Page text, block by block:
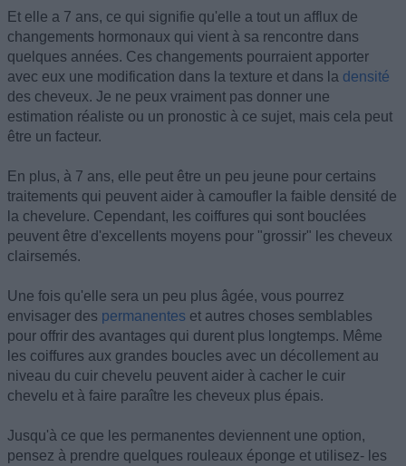
Et elle a 7 ans, ce qui signifie qu'elle a tout un afflux de
changements hormonaux qui vient à sa rencontre dans
quelques années. Ces changements pourraient apporter
avec eux une modification dans la texture et dans la densité
des cheveux. Je ne peux vraiment pas donner une
estimation réaliste ou un pronostic à ce sujet, mais cela peut
être un facteur.
En plus, à 7 ans, elle peut être un peu jeune pour certains
traitements qui peuvent aider à camoufler la faible densité de
la chevelure. Cependant, les coiffures qui sont bouclées
peuvent être d'excellents moyens pour "grossir" les cheveux
clairsemés.
Une fois qu'elle sera un peu plus âgée, vous pourrez
envisager des permanentes et autres choses semblables
pour offrir des avantages qui durent plus longtemps. Même
les coiffures aux grandes boucles avec un décollement au
niveau du cuir chevelu peuvent aider à cacher le cuir
chevelu et à faire paraître les cheveux plus épais.
Jusqu'à ce que les permanentes deviennent une option,
pensez à prendre quelques rouleaux éponge et utilisez- les